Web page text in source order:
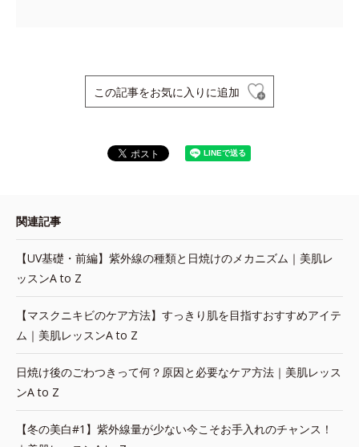
この記事をお気に入りに追加
関連記事
【UV基礎・前編】紫外線の種類と日焼けのメカニズム｜美肌レ
ッスンA to Z
【マスクニキビのケア方法】すっきり肌を目指すおすすめアイテ
ム｜美肌レッスンA to Z
日焼け後のごわつきって何？原因と必要なケア方法｜美肌レッス
ンA to Z
【冬の美白#1】紫外線量が少ない今こそお手入れのチャンス！